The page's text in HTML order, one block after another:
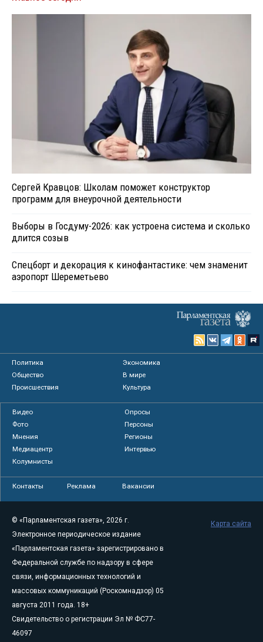
Сергей Кравцов: Школам поможет конструктор
программ для внеурочной деятельности
Выборы в Госдуму-2026: как устроена система и сколько
длится созыв
Спецборт и декорация к кинофантастике: чем знаменит
аэропорт Шереметьево
Политика
Экономика
Общество
В мире
Происшествия
Культура
Видео
Опросы
Фото
Персоны
Мнения
Регионы
Медиацентр
Интервью
Колумнисты
Контакты Реклама Вакансии
© «Парламентская газета», 2026 г.
Электронное периодическое издание
«Парламентская газета» зарегистрировано в
Федеральной службе по надзору в сфере
связи, информационных технологий и
массовых коммуникаций (Роскомнадзор) 05
августа 2011 года. 18+
Свидетельство о регистрации Эл № ФС77-
46097
Карта сайта